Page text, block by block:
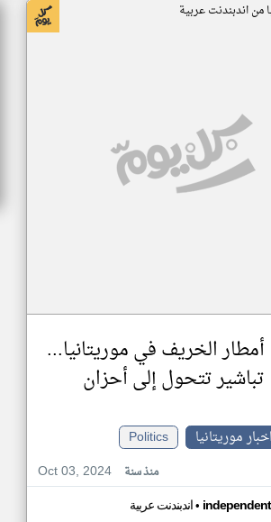
من اندبندنت عربية
أمطار الخريف في موريتانيا...
تباشير تتحول إلى أحزان
اخبار موريتانيا
Politics
Oct 03, 2024
منذ سنة
اندبندنت عربية•